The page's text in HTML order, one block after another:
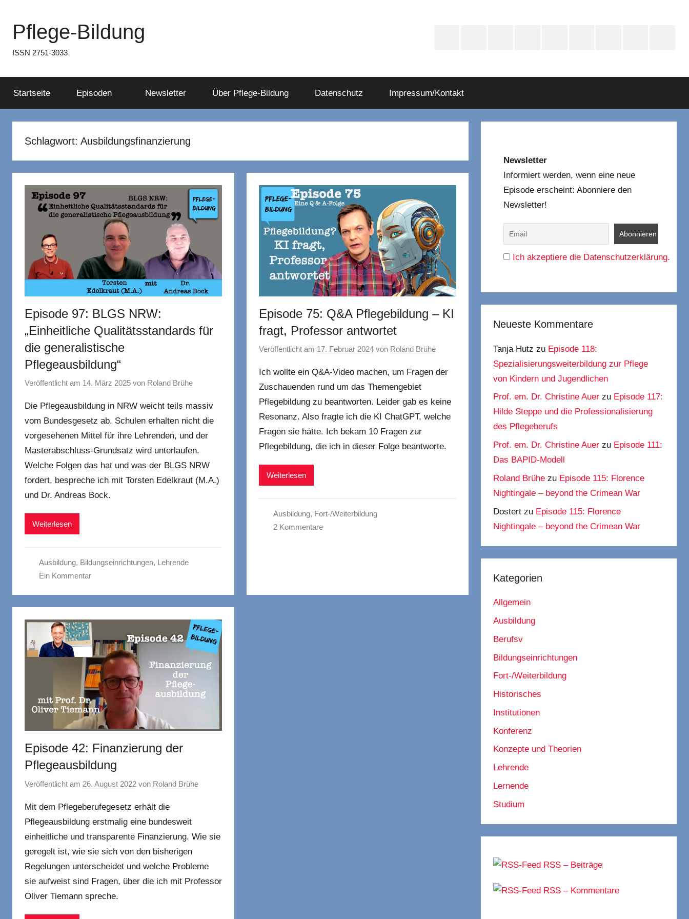
springenPflege-Bildung
ISSN 2751-3033
Startseite Episoden Newsletter Über Pflege-Bildung Datenschutz Impressum/Kontakt
Schlagwort: Ausbildungsfinanzierung
Episode 97: BLGS NRW:
„Einheitliche Qualitätsstandards für
die generalistische
Pflegeausbildung“
Veröffentlicht am 14. März 2025 von Roland Brühe
Die Pflegeausbildung in NRW weicht teils massiv
vom Bundesgesetz ab. Schulen erhalten nicht die
vorgesehenen Mittel für ihre Lehrenden, und der
Masterabschluss-Grundsatz wird unterlaufen.
Welche Folgen das hat und was der BLGS NRW
fordert, bespreche ich mit Torsten Edelkraut (M.A.)
und Dr. Andreas Bock.
Weiterlesen
Ausbildung, Bildungseinrichtungen, Lehrende
Ein Kommentar
Episode 75: Q&A Pflegebildung – KI
fragt, Professor antwortet
Veröffentlicht am 17. Februar 2024 von Roland Brühe
Ich wollte ein Q&A-Video machen, um Fragen der
Zuschauenden rund um das Themengebiet
Pflegebildung zu beantworten. Leider gab es keine
Resonanz. Also fragte ich die KI ChatGPT, welche
Fragen sie hätte. Ich bekam 10 Fragen zur
Pflegebildung, die ich in dieser Folge beantworte.
Weiterlesen
Ausbildung, Fort-/Weiterbildung
2 Kommentare
Episode 42: Finanzierung der
Pflegeausbildung
Veröffentlicht am 26. August 2022 von Roland Brühe
Mit dem Pflegeberufegesetz erhält die
Pflegeausbildung erstmalig eine bundesweit
einheitliche und transparente Finanzierung. Wie sie
geregelt ist, wie sie sich von den bisherigen
Regelungen unterscheidet und welche Probleme
sie aufweist sind Fragen, über die ich mit Professor
Oliver Tiemann spreche.
Newsletter
Informiert werden, wenn eine neue
Episode erscheint: Abonniere den
Newsletter!
Ich akzeptiere die Datenschutzerklärung.
Neueste Kommentare
Tanja Hutz zu Episode 118:
Spezialisierungsweiterbildung zur Pflege
von Kindern und Jugendlichen
Prof. em. Dr. Christine Auer zu Episode 117:
Hilde Steppe und die Professionalisierung
des Pflegeberufs
Prof. em. Dr. Christine Auer zu Episode 111:
Das BAPID-Modell
Roland Brühe zu Episode 115: Florence
Nightingale – beyond the Crimean War
Dostert zu Episode 115: Florence
Nightingale – beyond the Crimean War
Kategorien
Allgemein
Ausbildung
Berufsv
Bildungseinrichtungen
Fort-/Weiterbildung
Historisches
Institutionen
Konferenz
Konzepte und Theorien
Lehrende
Lernende
Studium
RSS – Beiträge
RSS – Kommentare